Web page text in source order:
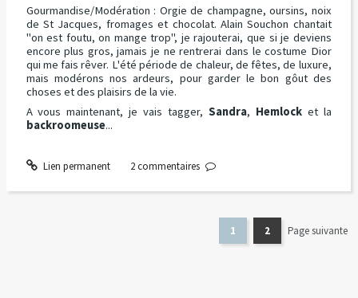
Gourmandise/Modération : Orgie de champagne, oursins, noix
de St Jacques, fromages et chocolat. Alain Souchon chantait
"on est foutu, on mange trop", je rajouterai, que si je deviens
encore plus gros, jamais je ne rentrerai dans le costume Dior
qui me fais rêver. L'été période de chaleur, de fêtes, de luxure,
mais modérons nos ardeurs, pour garder le bon gôut des
choses et des plaisirs de la vie.
A vous maintenant, je vais tagger, Sandra, Hemlocket la
backroomeuse...
Lien permanent 2commentaires
1 2 Page suivante